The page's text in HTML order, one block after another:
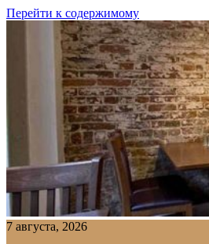
Перейти к содержимому
7 августа, 2026